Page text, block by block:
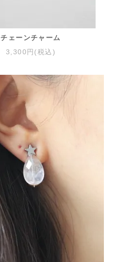
チェーンチャーム
3,300円(税込)